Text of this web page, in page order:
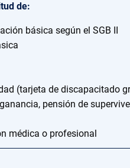
de:
básica según el SGB II
(tarjeta de discapacitado
pensión de
médica o profesional